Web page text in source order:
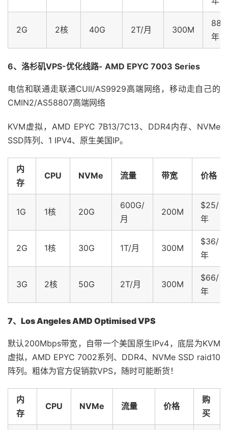
2G 2核 40G 2T/月 300M
88/
年
6、洛杉矶VPS-优化线路- AMD EPYC 7003 Series
电信和联通走联通CUII/AS9929高端网络，移动走自己的
CMIN2/AS58807高端网络
KVM虚拟，AMD EPYC 7B13/7C13、DDR4内存、NVMe
SSD阵列、1 IPV4、原生美国IP。
内
存
CPU NVMe 流量 带宽 价格
1G 1核 20G
600G/
月
200M
$25/
年
2G 1核 30G 1T/月 300M
$36/
年
3G 2核 50G 2T/月 300M
$66/
年
7、Los Angeles AMD Optimised VPS
默认200Mbps带宽，自带一个美国原生IPv4，底层为KVM
虚拟，AMD EPYC 7002系列、DDR4、NVMe SSD raid10
阵列。粗体为官方促销款VPS，随时可能断货！
内
存
CPU NVMe 流量 价格
购
买